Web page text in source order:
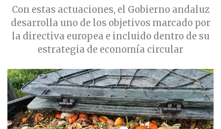
Con estas actuaciones, el Gobierno andaluz
desarrolla uno de los objetivos marcado por
la directiva europea e incluido dentro de su
estrategia de economía circular